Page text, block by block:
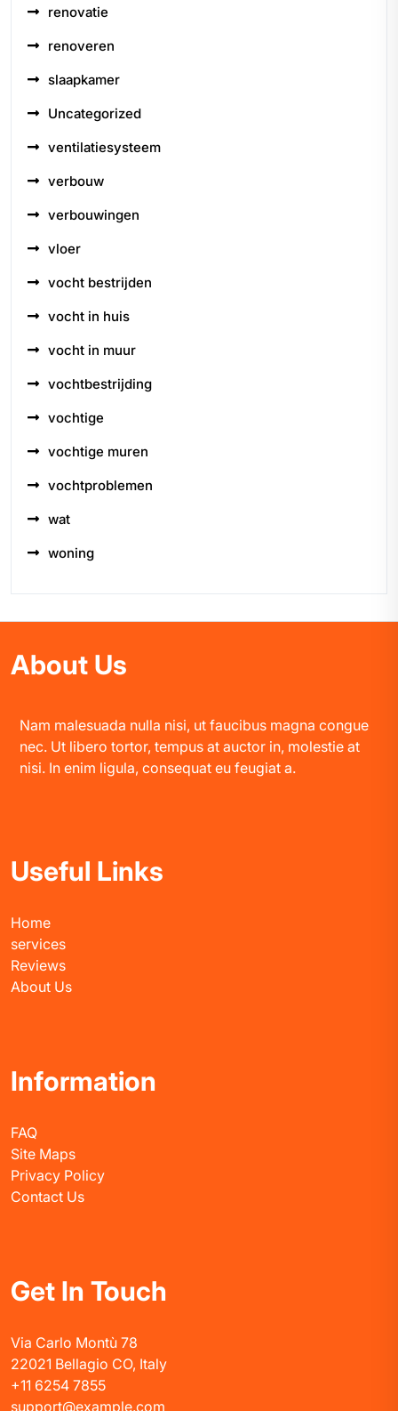
renovatie
renoveren
slaapkamer
Uncategorized
ventilatiesysteem
verbouw
verbouwingen
vloer
vocht bestrijden
vocht in huis
vocht in muur
vochtbestrijding
vochtige
vochtige muren
vochtproblemen
wat
woning
About Us
Nam malesuada nulla nisi, ut faucibus magna congue
nec. Ut libero tortor, tempus at auctor in, molestie at
nisi. In enim ligula, consequat eu feugiat a.
Useful Links
Home
services
Reviews
About Us
Information
FAQ
Site Maps
Privacy Policy
Contact Us
Get In Touch
Via Carlo Montù 78
22021 Bellagio CO, Italy
+11 6254 7855
support@example.com